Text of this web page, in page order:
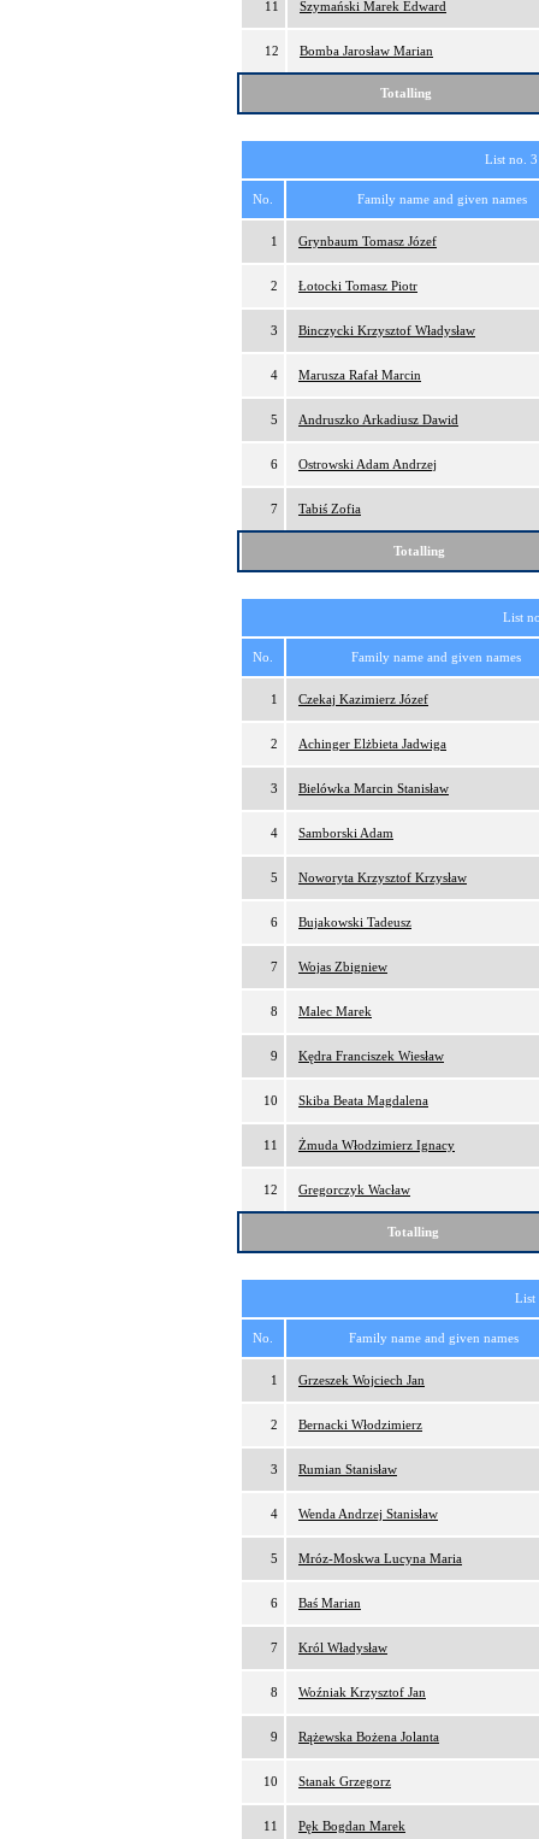
11 Szymański Marek Edward
12 Bomba Jarosław Marian
Totalling
List no.
No. Family name and given names
1 Grynbaum Tomasz Józef
2 Łotocki Tomasz Piotr
3 Binczycki Krzysztof Władysław
4 Marusza Rafał Marcin
5 Andruszko Arkadiusz Dawid
6 Ostrowski Adam Andrzej
7 Tabiś Zofia
Totalling
List
No. Family name and given names
1 Czekaj Kazimierz Józef
2 Achinger Elżbieta Jadwiga
3 Bielówka Marcin Stanisław
4 Samborski Adam
5 Noworyta Krzysztof Krzysław
6 Bujakowski Tadeusz
7 Wojas Zbigniew
8 Malec Marek
9 Kędra Franciszek Wiesław
10 Skiba Beata Magdalena
11 Żmuda Włodzimierz Ignacy
12 Gregorczyk Wacław
Totalling
List
No. Family name and given names
1 Grzeszek Wojciech Jan
2 Bernacki Włodzimierz
3 Rumian Stanisław
4 Wenda Andrzej Stanisław
5 Mróz-Moskwa Lucyna Maria
6 Baś Marian
7 Król Władysław
8 Woźniak Krzysztof Jan
9 Rążewska Bożena Jolanta
10 Stanak Grzegorz
11 Pęk Bogdan Marek